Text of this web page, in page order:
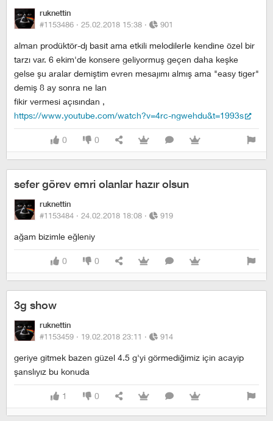
ruknettin
#1153486 · 25.02.2018 15:38 · 901
alman prodüktör-dj basit ama etkili melodilerle kendine özel bir
tarzı var. 6 ekim'de konsere geliyormuş geçen daha keşke
gelse şu aralar demiştim evren mesajımı almış ama "easy tiger"
demiş 8 ay sonra ne lan
fikir vermesi açısından ,
https://www.youtube.com/watch?v=4rc-ngwehdu&t=1993s
0 0
sefer görev emri olanlar hazır olsun
ruknettin
#1153484 · 24.02.2018 18:08 · 919
ağam bizimle eğleniy
0 0
3g show
ruknettin
#1153459 · 19.02.2018 23:11 · 914
geriye gitmek bazen güzel 4.5 g'yi görmediğimiz için acayip
şanslıyız bu konuda
1 0